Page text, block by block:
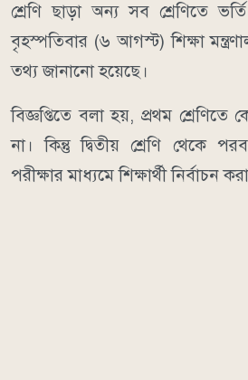
শ্রেণি ছাড়া অন্য সব শ্রেণিতে
বৃহস্পতিবার (৬ আগস্ট) শিক্ষা
তথ্য জানানো হয়েছে।
বিজ্ঞপ্তিতে বলা হয়, প্রথম শ্রেণিতে
না। কিন্তু দ্বিতীয় শ্রেণি থেকে
পরীক্ষার মাধ্যমে শিক্ষার্থী নির্বাচন